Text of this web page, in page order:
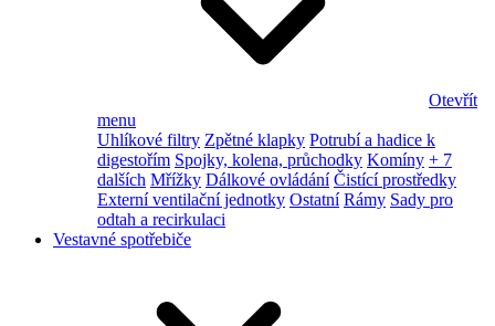
Otevřít
menu
Uhlíkové filtry Zpětné klapky Potrubí a hadice k
digestořím Spojky, kolena, průchodky Komíny + 7
dalších Mřížky Dálkové ovládání Čistící prostředky
Externí ventilační jednotky Ostatní Rámy Sady pro
odtah a recirkulaci
Vestavné spotřebiče